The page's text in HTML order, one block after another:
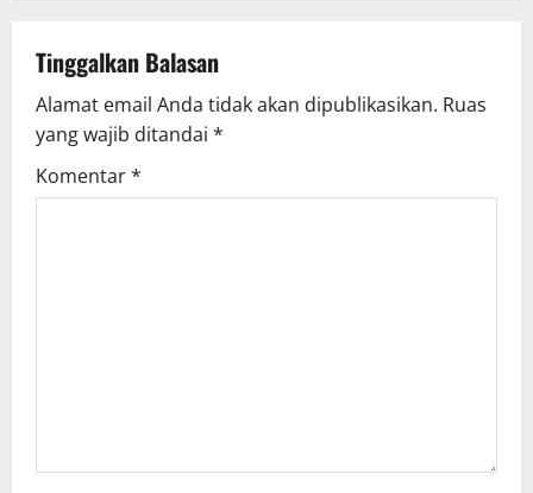
v
i
g
Tinggalkan Balasan
Alamat email Anda tidak akan dipublikasikan. Ruas
yang wajib ditandai *
Komentar*